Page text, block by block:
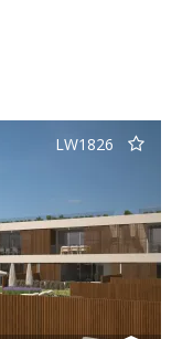
LW1826